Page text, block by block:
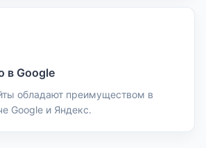
в Google
обладают преимуществом в
Google и Яндекс.